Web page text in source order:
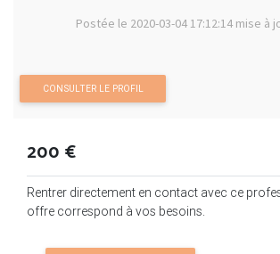
Postée le 2020-03-04 17:12:14 mise à
CONSULTER LE PROFIL
200 €
Rentrer directement en contact avec ce
offre correspond à vos besoins.